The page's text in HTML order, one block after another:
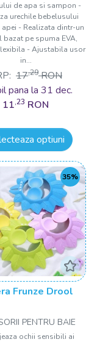
de apa si sampon -
urechile bebelusului
- Realizata dintr-un
bazat pe spuma EVA,
- Ajustabila usor
in...
17,29 RON
pana la 31 dec.
11,23 RON
optiuni
35%
Frunze Drool
PENTRU BAIE
ochii sensibili ai